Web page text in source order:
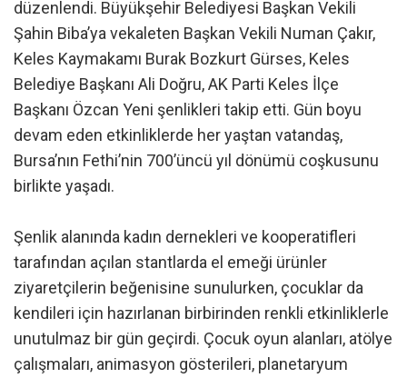
düzenlendi. Büyükşehir Belediyesi Başkan Vekili
Şahin Biba’ya vekaleten Başkan Vekili Numan Çakır,
Keles Kaymakamı Burak Bozkurt Gürses, Keles
Belediye Başkanı Ali Doğru, AK Parti Keles İlçe
Başkanı Özcan Yeni şenlikleri takip etti. Gün boyu
devam eden etkinliklerde her yaştan vatandaş,
Bursa’nın Fethi’nin 700’üncü yıl dönümü coşkusunu
birlikte yaşadı.
Şenlik alanında kadın dernekleri ve kooperatifleri
tarafından açılan stantlarda el emeği ürünler
ziyaretçilerin beğenisine sunulurken, çocuklar da
kendileri için hazırlanan birbirinden renkli etkinliklerle
unutulmaz bir gün geçirdi. Çocuk oyun alanları, atölye
çalışmaları, animasyon gösterileri, planetaryum